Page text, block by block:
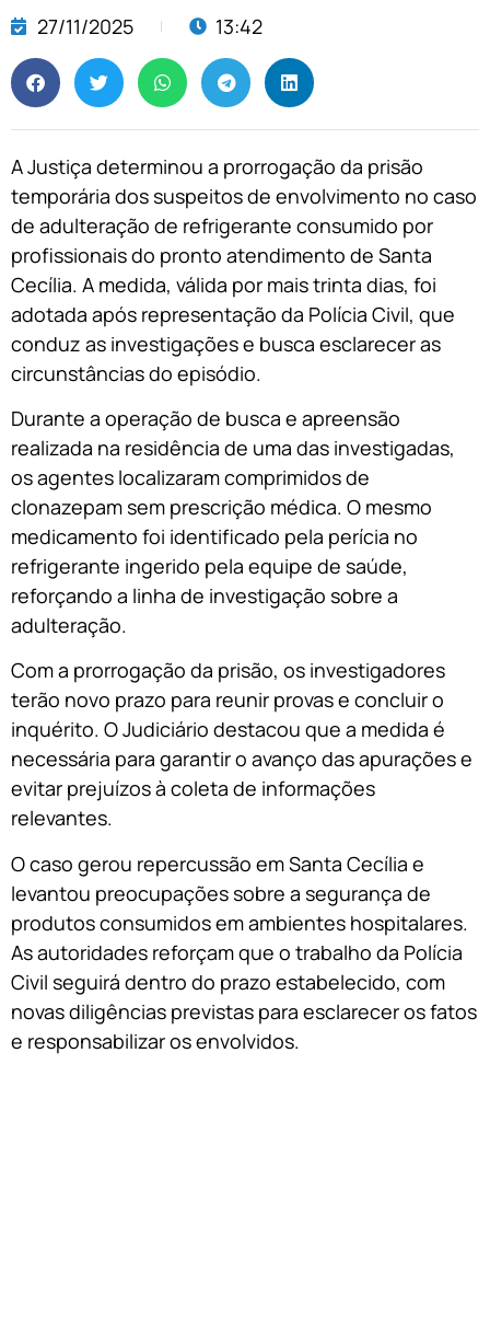
27/11/2025 13:42
A Justiça determinou a prorrogação da prisão
temporária dos suspeitos de envolvimento no caso
de adulteração de refrigerante consumido por
profissionais do pronto atendimento de Santa
Cecília. A medida, válida por mais trinta dias, foi
adotada após representação da Polícia Civil, que
conduz as investigações e busca esclarecer as
circunstâncias do episódio.
Durante a operação de busca e apreensão
realizada na residência de uma das investigadas,
os agentes localizaram comprimidos de
clonazepam sem prescrição médica. O mesmo
medicamento foi identificado pela perícia no
refrigerante ingerido pela equipe de saúde,
reforçando a linha de investigação sobre a
adulteração.
Com a prorrogação da prisão, os investigadores
terão novo prazo para reunir provas e concluir o
inquérito. O Judiciário destacou que a medida é
necessária para garantir o avanço das apurações e
evitar prejuízos à coleta de informações
relevantes.
O caso gerou repercussão em Santa Cecília e
levantou preocupações sobre a segurança de
produtos consumidos em ambientes hospitalares.
As autoridades reforçam que o trabalho da Polícia
Civil seguirá dentro do prazo estabelecido, com
novas diligências previstas para esclarecer os fatos
e responsabilizar os envolvidos.